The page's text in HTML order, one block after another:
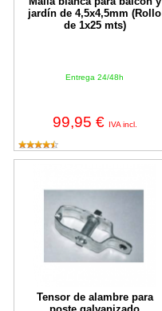
jardín de 4,5x4,5mm (Rollo
de 1x25 mts)
Entrega 24/48h
99,95 € IVA incl.
Tensor de alambre para